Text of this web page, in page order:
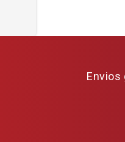
Envios